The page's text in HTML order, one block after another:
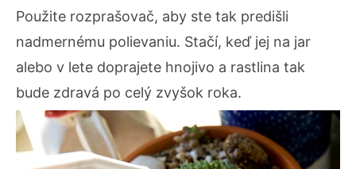
Použite rozprašovač, aby ste tak predišli
nadmernému polievaniu. Stačí, keď jej na jar
alebo v lete doprajete hnojivo a rastlina tak
bude zdravá po celý zvyšok roka.